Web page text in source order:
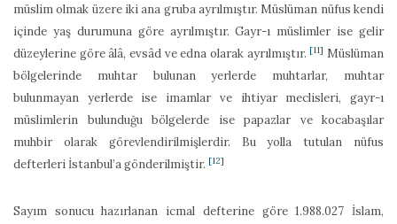
müslim olmak üzere iki ana gruba ayrılmıştır. Müslüman nüfus kendi
içinde yaş durumuna göre ayrılmıştır. Gayr-ı müslimler ise gelir
düzeylerine göre âlâ, evsâd ve edna olarak ayrılmıştır. [11] Müslüman
bölgelerinde muhtar bulunan yerlerde muhtarlar, muhtar
bulunmayan yerlerde ise imamlar ve ihtiyar meclisleri, gayr-ı
müslimlerin bulunduğu bölgelerde ise papazlar ve kocabaşılar
muhbir olarak görevlendirilmişlerdir. Bu yolla tutulan nüfus
defterleri İstanbul’a gönderilmiştir. [12]
Sayım sonucu hazırlanan icmal defterine göre 1.988.027 İslam,